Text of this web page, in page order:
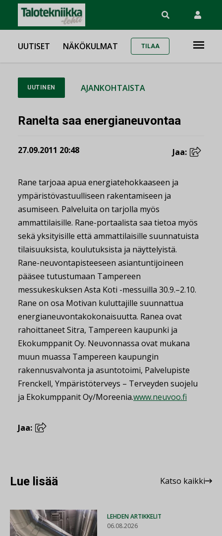
UUTISET NÄKÖKULMAT TILAA
UUTINEN AJANKOHTAISTA
Ranelta saa energianeuvontaa
27.09.2011 20:48 Jaa:
Rane tarjoaa apua energiatehokkaaseen ja
ympäristövastuulliseen rakentamiseen ja
asumiseen. Palveluita on tarjolla myös
ammattilaisille. Rane-portaalista saa tietoa myös
sekä yksityisille että ammattilaisille suunnatuista
tilaisuuksista, koulutuksista ja näyttelyistä.
Rane-neuvontapisteeseen asiantuntijoineen
pääsee tutustumaan Tampereen
messukeskuksen Asta Koti -messuilla 30.9.–2.10.
Rane on osa Motivan kuluttajille suunnattua
energianeuvontakokonaisuutta. Ranea ovat
rahoittaneet Sitra, Tampereen kaupunki ja
Ekokumppanit Oy. Neuvonnassa ovat mukana
muun muassa Tampereen kaupungin
rakennusvalvonta ja asuntotoimi, Palvelupiste
Frenckell, Ympäristöterveys – Terveyden suojelu
ja Ekokumppanit Oy/Moreenia.www.neuvoo.fi
Jaa:
Lue lisää Katso kaikki
LEHDEN ARTIKKELIT
06.08.2026